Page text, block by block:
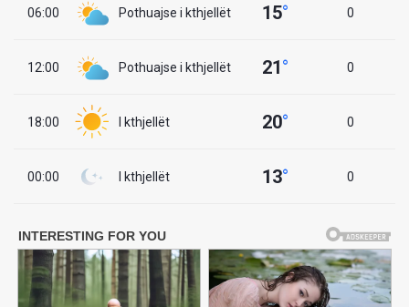
06:00 Pothuajse i kthjellët 15° 0
12:00 Pothuajse i kthjellët 21° 0
18:00 I kthjellët 20° 0
00:00 I kthjellët 13° 0